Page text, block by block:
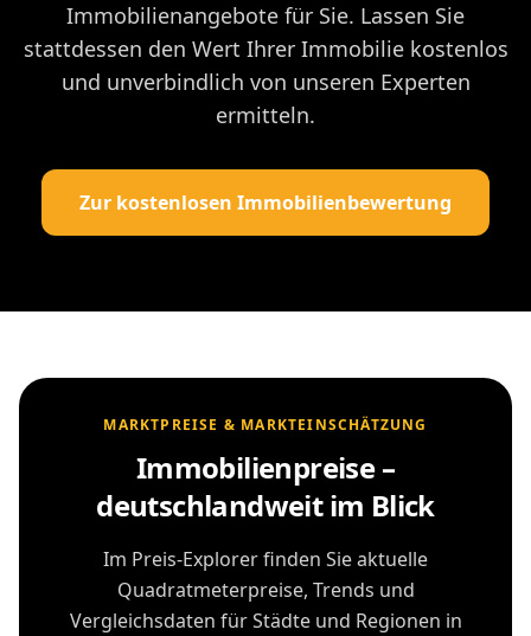
Immobilienangebote für Sie. Lassen Sie
stattdessen den Wert Ihrer Immobilie kostenlos
und unverbindlich von unseren Experten
ermitteln.
Zur kostenlosen Immobilienbewertung
MARKTPREISE & MARKTEINSCHÄTZUNG
Immobilienpreise –
deutschlandweit im Blick
Im Preis-Explorer finden Sie aktuelle
Quadratmeterpreise, Trends und
Vergleichsdaten für Städte und Regionen in